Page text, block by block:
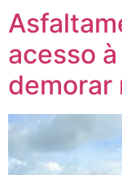
acesso
demorar